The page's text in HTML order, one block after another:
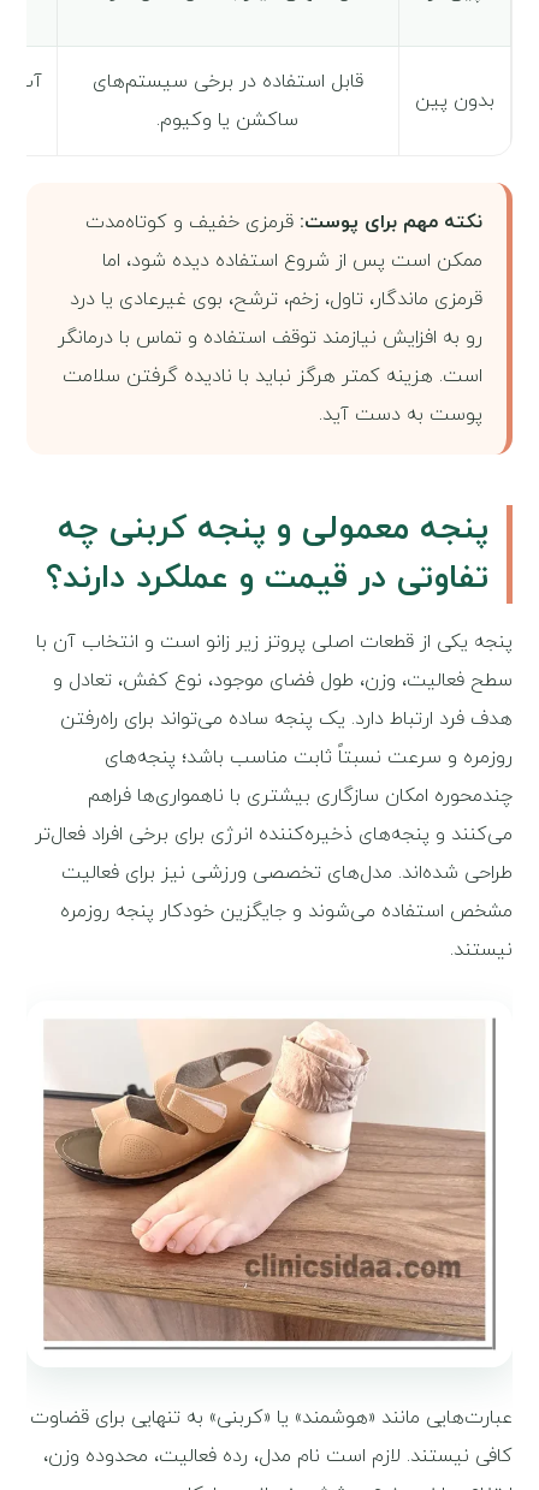
بدون پین
قابل استفاده در برخی سیستم‌های
ساکشن یا وکیوم.
نکته مهم برای پوست: قرمزی خفیف و کوتاه‌مدت
ممکن است پس از شروع استفاده دیده شود، اما
قرمزی ماندگار، تاول، زخم، ترشح، بوی غیرعادی یا درد
رو به افزایش نیازمند توقف استفاده و تماس با درمانگر
است. هزینه کمتر هرگز نباید با نادیده گرفتن سلامت
پوست به دست آید.
پنجه معمولی و پنجه کربنی چه
تفاوتی در قیمت و عملکرد دارند؟
پنجه یکی از قطعات اصلی پروتز زیر زانو است و انتخاب آن با
سطح فعالیت، وزن، طول فضای موجود، نوع کفش، تعادل و
هدف فرد ارتباط دارد. یک پنجه ساده می‌تواند برای راه‌رفتن
روزمره و سرعت نسبتاً ثابت مناسب باشد؛ پنجه‌های
چندمحوره امکان سازگاری بیشتری با ناهمواری‌ها فراهم
می‌کنند و پنجه‌های ذخیره‌کننده انرژی برای برخی افراد فعال‌تر
طراحی شده‌اند. مدل‌های تخصصی ورزشی نیز برای فعالیت
مشخص استفاده می‌شوند و جایگزین خودکار پنجه روزمره
نیستند.
عبارت‌هایی مانند «هوشمند» یا «کربنی» به تنهایی برای قضاوت
کافی نیستند. لازم است نام مدل، رده فعالیت، محدوده وزن،